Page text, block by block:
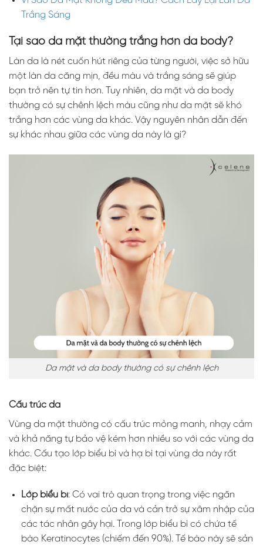
Trắng Sáng
Tại sao da mặt thường trắng hơn da body?
Làn da là nét cuốn hút riêng của từng người, việc sở hữu
một làn da căng mịn, đều màu và trắng sáng sẽ giúp
bạn trở nên tự tin hơn. Tuy nhiên, da mặt và da body
thường có sự chênh lệch màu cũng như da mặt sẽ khó
trắng hơn các vùng da khác. Vậy nguyên nhân dẫn đến
sự khác nhau giữa các vùng da này là gì?
Da mặt và da body thường có sự chênh lệch
Cấu trúc da
Vùng da mặt thường có cấu trúc mỏng manh, nhạy cảm
và khả năng tự bảo vệ kém hơn nhiều so với các vùng da
khác. Cấu tạo lớp biểu bì và hạ bì tại vùng da này rất
đặc biệt:
Lớp biểu bì: Có vai trò quan trọng trong việc ngăn
chặn sự mất nước của da và cản trở sự xâm nhập của
các tác nhân gây hại. Trong lớp biểu bì có chứa tế
bào Keratinocytes (chiếm đến 90%). Tế bào này sẽ sản